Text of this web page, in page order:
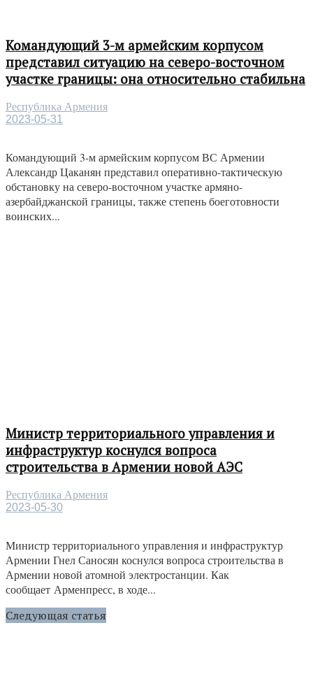
Командующий 3-м армейским корпусом
представил ситуацию на северо-восточном
участке границы: она относительно стабильна
Республика Армения
2023-05-31
Командующий 3-м армейским корпусом ВС Армении
Александр Цаканян представил оперативно-тактическую
обстановку на северо-восточном участке армяно-
азербайджанской границы, также степень боеготовности
воинских...
Министр территориального управления и
инфраструктур коснулся вопроса
строительства в Армении новой АЭС
Республика Армения
2023-05-30
Министр территориального управления и инфраструктур
Армении Гнел Саносян коснулся вопроса строительства в
Армении новой атомной электростанции. Как
сообщает Арменпресс, в ходе...
Следующая статья